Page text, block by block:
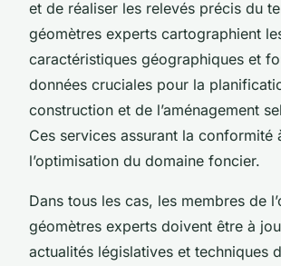
et de réaliser les relevés précis du
géomètres experts cartographient
caractéristiques géographiques et
données cruciales pour la
construction et de l’aménagement
Ces services assurant la conformité
l’optimisation du domaine foncier.
Dans tous les cas, les membres de
géomètres experts doivent être à
actualités législatives et techniques